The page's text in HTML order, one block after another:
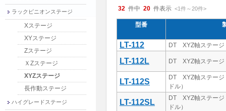
32 件中 20 件表示 <1件～20件>
型番
LT-112 DT XYZ軸ステー
LT-112L DT XYZ軸ステー
LT-112S
DT XYZ軸ステー
ドル）
LT-112SL
DT XYZ軸ステー
ドル）
ラックピニオンステージ
Xステージ
XYステージ
Zステージ
ＸZステージ
XYZステージ
長作動ステージ
ハイグレードステージ